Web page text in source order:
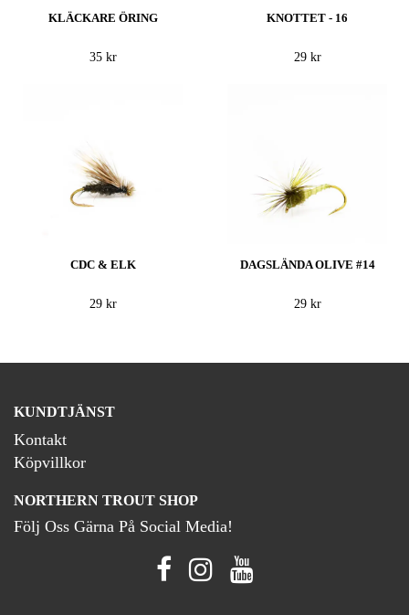
KLÄCKARE ÖRING
35 kr
KNOTTET - 16
29 kr
CDC & ELK
29 kr
DAGSLÄNDA OLIVE #14
29 kr
KUNDTJÄNST
Kontakt
Köpvillkor
NORTHERN TROUT SHOP
Följ Oss Gärna På Social Media!